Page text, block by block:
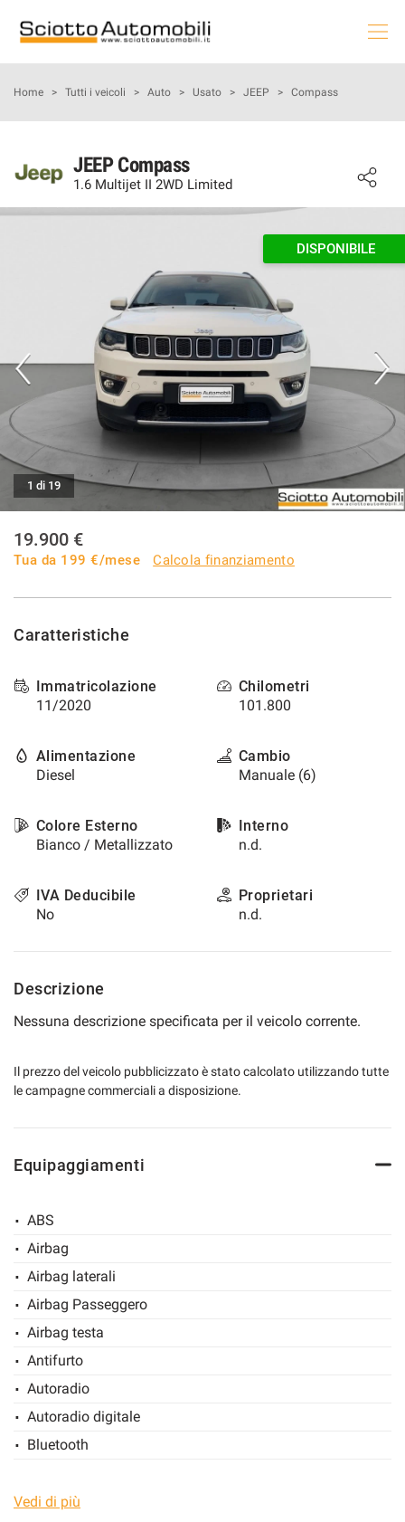
HOME
NOLEGGIO AUTO
PROMOZIONI NAZIONALI
PRENOTA LA TUA MANUTENZIONE
I NOSTRI SERVIZI
AREA COMMERCIANTI
CHI SIAMO
CONTATTI
NEWS
Home > Tutti i veicoli > Auto > Usato > JEEP > Compass
JEEP Compass
1.6 Multijet II 2WD Limited
DISPONIBILE
1 di 19
19.900 €
Tua da 199 €/mese Calcola finanziamento
Caratteristiche
Immatricolazione
11/2020
Chilometri
101.800
Alimentazione
Diesel
Cambio
Manuale (6)
Colore Esterno
Bianco / Metallizzato
Interno
n.d.
IVA Deducibile
No
Proprietari
n.d.
Descrizione
Nessuna descrizione specificata per il veicolo corrente.
Il prezzo del veicolo pubblicizzato è stato calcolato utilizzando tutte
le campagne commerciali a disposizione.
Equipaggiamenti
ABS
Airbag
Airbag laterali
Airbag Passeggero
Airbag testa
Antifurto
Autoradio
Autoradio digitale
Bluetooth
Cerchi in lega
Vedi di più